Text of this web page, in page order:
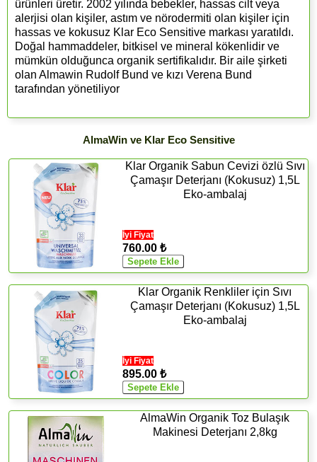
ürünleri üretir. 2002 yılında bebekler, hassas cilt veya
alerjisi olan kişiler, astım ve nörodermiti olan kişiler için
hassas ve kokusuz Klar Eco Sensitive markası yaratıldı.
Doğal hammaddeler, bitkisel ve mineral kökenlidir ve
mümkün olduğunca organik sertifikalıdır. Bir aile şirketi
olan Almawin Rudolf Bund ve kızı Verena Bund
tarafından yönetiliyor
AlmaWin ve Klar Eco Sensitive
Klar Organik Sabun Cevizi özlü Sıvı
Çamaşır Deterjanı (Kokusuz) 1,5L
Eko-ambalaj
İyi Fiyat
760.00 ₺
Klar Organik Renkliler için Sıvı
Çamaşır Deterjanı (Kokusuz) 1,5L
Eko-ambalaj
İyi Fiyat
895.00 ₺
AlmaWin Organik Toz Bulaşık
Makinesi Deterjanı 2,8kg